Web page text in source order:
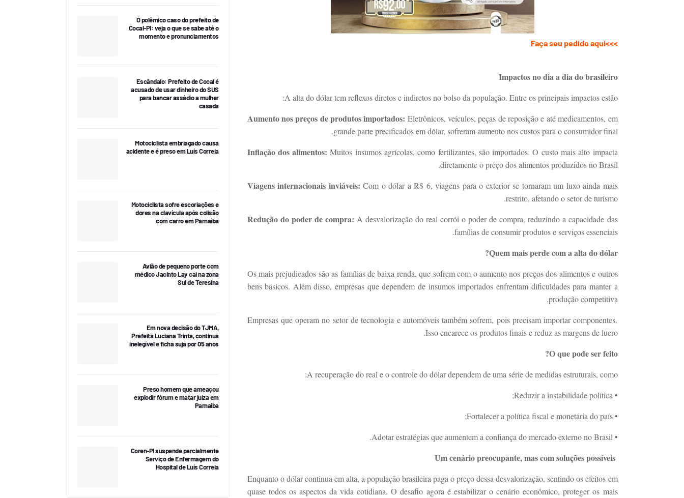
>>>Faça seu pedido aqui
Impactos no dia a dia do brasileiro
A alta do dólar tem reflexos diretos e indiretos no bolso da população. Entre os principais impactos estão:
Aumento nos preços de produtos importados: Eletrônicos, veículos, peças de reposição e até medicamentos, em
grande parte precificados em dólar, sofreram aumento nos custos para o consumidor final.
Inflação dos alimentos:Muitos insumos agrícolas, como fertilizantes, são importados. O custo mais alto impacta
diretamente o preço dos alimentos produzidos no Brasil.
Viagens internacionais inviáveis: Com o dólar a R$ 6, viagens para o exterior se tornaram um luxo ainda mais
restrito, afetando o setor de turismo.
Redução do poder de compra: A desvalorização do real corrói o poder de compra, reduzindo a capacidade das
famílias de consumir produtos e serviços essenciais.
Quem mais perde com a alta do dólar?
Os mais prejudicados são as famílias de baixa renda, que sofrem com o aumento nos preços dos alimentos e outros
bens básicos. Além disso, empresas que dependem de insumos importados enfrentam dificuldades para manter a
produção competitiva.
Empresas que operam no setor de tecnologia e automóveis também sofrem, pois precisam importar componentes.
Isso encarece os produtos finais e reduz as margens de lucro.
O que pode ser feito?
A recuperação do real e o controle do dólar dependem de uma série de medidas estruturais, como:
• Reduzir a instabilidade política;
• Fortalecer a política fiscal e monetária do país;
• Adotar estratégias que aumentem a confiança do mercado externo no Brasil.
Um cenário preocupante, mas com soluções possíveis
Enquanto o dólar continua em alta, a população brasileira paga o preço dessa desvalorização, sentindo os efeitos em
quase todos os aspectos da vida cotidiana. O desafio agora é estabilizar o cenário econômico, proteger os mais
O polêmico caso do prefeito de
Cocal-PI: veja o que se sabe até o
momento e pronunciamentos
Escândalo: Prefeito de Cocal é
acusado de usar dinheiro do SUS
para bancar assédio a mulher
casada
Motociclista embriagado causa
acidente e é preso em Luís Correia
Motociclista sofre escoriações e
dores na clavícula após colisão
com carro em Parnaíba
Avião de pequeno porte com
médico Jacinto Lay cai na zona
Sul de Teresina
Em nova decisão do TJMA,
Prefeita Luciana Trinta, continua
inelegível e ficha suja por 05 anos
Preso homem que ameaçou
explodir fórum e matar juíza em
Parnaíba
Coren-PI suspende parcialmente
Serviço de Enfermagem do
Hospital de Luís Correia